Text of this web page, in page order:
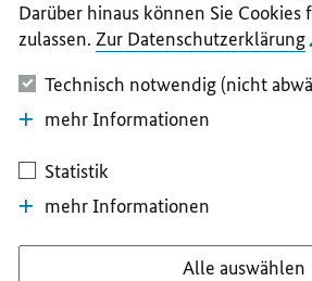
Darüber hinaus können Sie Cookies
zulassen. Zur Datenschutzerklärung
Technisch notwendig (nicht
mehr Informationen
Statistik
mehr Informationen
Alle auswählen